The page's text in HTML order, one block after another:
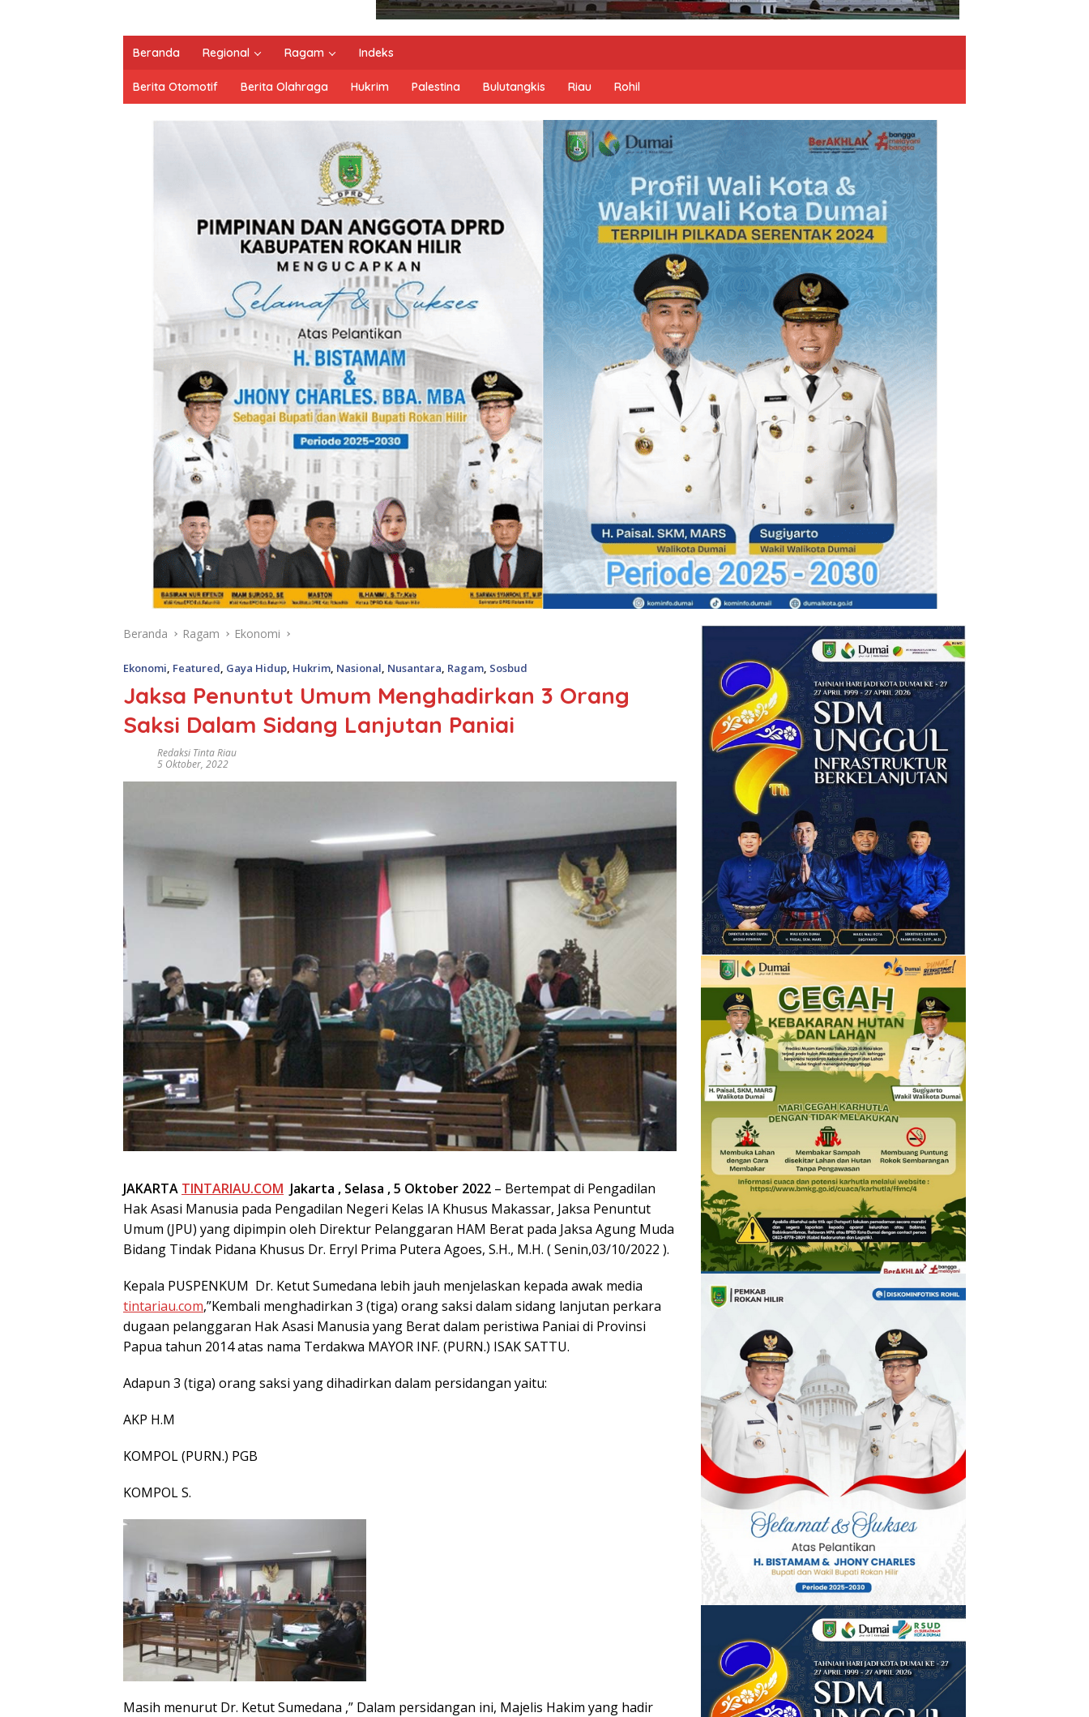
Beranda Regional Ragam Indeks
Berita Otomotif Berita Olahraga Hukrim Palestina Bulutangkis Riau Rohil
Beranda Ragam Ekonomi
Ekonomi, Featured, Gaya Hidup, Hukrim, Nasional, Nusantara, Ragam, Sosbud
Jaksa Penuntut Umum Menghadirkan 3 Orang
Saksi Dalam Sidang Lanjutan Paniai
Redaksi Tinta Riau
5 Oktober, 2022
JAKARTA TINTARIAU.COM Jakarta , Selasa , 5 Oktober 2022 – Bertempat di Pengadilan
Hak Asasi Manusia pada Pengadilan Negeri Kelas IA Khusus Makassar, Jaksa Penuntut
Umum (JPU) yang dipimpin oleh Direktur Pelanggaran HAM Berat pada Jaksa Agung Muda
Bidang Tindak Pidana Khusus Dr. Erryl Prima Putera Agoes, S.H., M.H. ( Senin,03/10/2022 ).
Kepala PUSPENKUM Dr. Ketut Sumedana lebih jauh menjelaskan kepada awak media
tintariau.com,”Kembali menghadirkan 3 (tiga) orang saksi dalam sidang lanjutan perkara
dugaan pelanggaran Hak Asasi Manusia yang Berat dalam peristiwa Paniai di Provinsi
Papua tahun 2014 atas nama Terdakwa MAYOR INF. (PURN.) ISAK SATTU.
Adapun 3 (tiga) orang saksi yang dihadirkan dalam persidangan yaitu:
AKP H.M
KOMPOL (PURN.) PGB
KOMPOL S.
Masih menurut Dr. Ketut Sumedana ,” Dalam persidangan ini, Majelis Hakim yang hadir